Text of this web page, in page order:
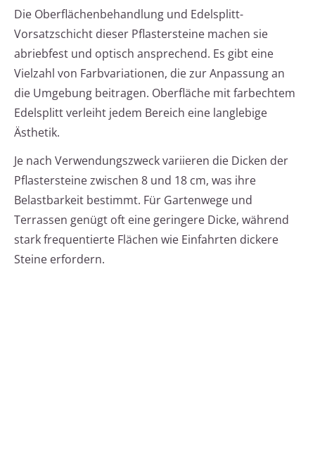
Die Oberflächenbehandlung und Edelsplitt-
Vorsatzschicht dieser Pflastersteine machen sie
abriebfest und optisch ansprechend. Es gibt eine
Vielzahl von Farbvariationen, die zur Anpassung an
die Umgebung beitragen. Oberfläche mit farbechtem
Edelsplitt verleiht jedem Bereich eine langlebige
Ästhetik.
Je nach Verwendungszweck variieren die Dicken der
Pflastersteine zwischen 8 und 18 cm, was ihre
Belastbarkeit bestimmt. Für Gartenwege und
Terrassen genügt oft eine geringere Dicke, während
stark frequentierte Flächen wie Einfahrten dickere
Steine erfordern.